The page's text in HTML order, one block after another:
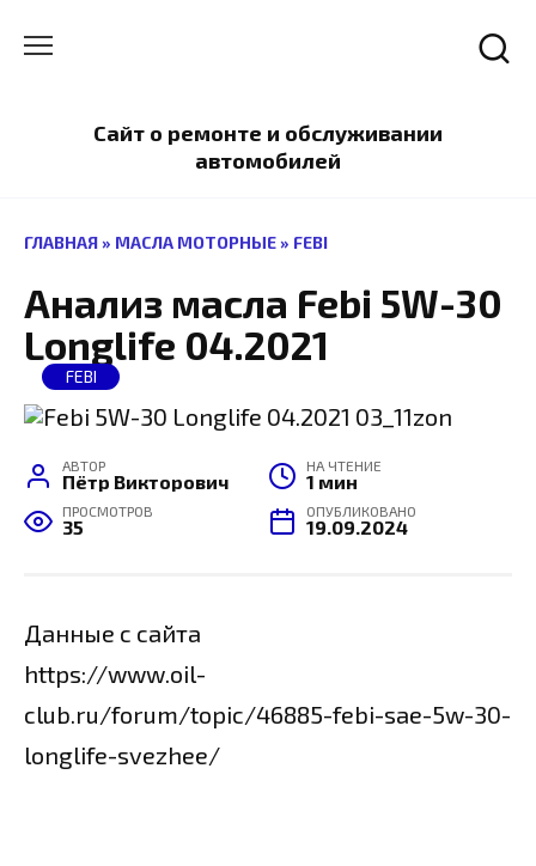
содержанию
Сайт о ремонте и обслуживании
автомобилей
ГЛАВНАЯ » МАСЛА МОТОРНЫЕ » FEBI
Анализ масла Febi 5W-30
Longlife 04.2021
FEBI
АВТОР
Пётр Викторович
НА ЧТЕНИЕ
1 мин
ПРОСМОТРОВ
35
ОПУБЛИКОВАНО
19.09.2024
Данные с сайта
https://www.oil-
club.ru/forum/topic/46885-febi-sae-5w-30-
longlife-svezhee/